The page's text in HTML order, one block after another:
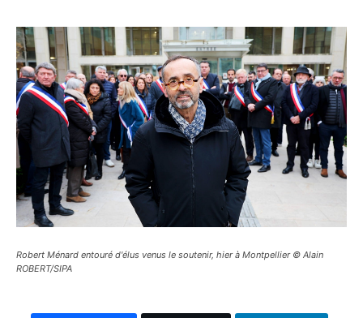
Robert Ménard entouré d'élus venus le soutenir, hier à Montpellier © Alain
ROBERT/SIPA